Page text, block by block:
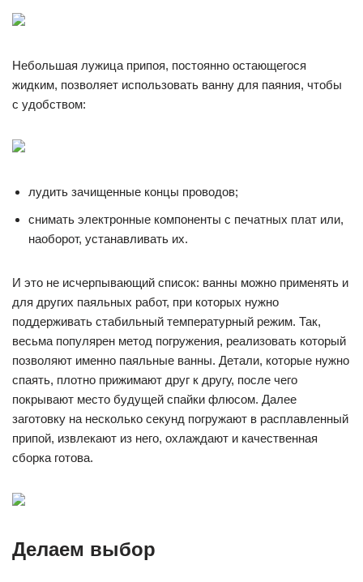
Небольшая лужица припоя, постоянно остающегося
жидким, позволяет использовать ванну для паяния, чтобы
с удобством:
лудить зачищенные концы проводов;
снимать электронные компоненты с печатных плат или,
наоборот, устанавливать их.
И это не исчерпывающий список: ванны можно применять и
для других паяльных работ, при которых нужно
поддерживать стабильный температурный режим. Так,
весьма популярен метод погружения, реализовать который
позволяют именно паяльные ванны. Детали, которые нужно
спаять, плотно прижимают друг к другу, после чего
покрывают место будущей спайки флюсом. Далее
заготовку на несколько секунд погружают в расплавленный
припой, извлекают из него, охлаждают и качественная
сборка готова.
Делаем выбор